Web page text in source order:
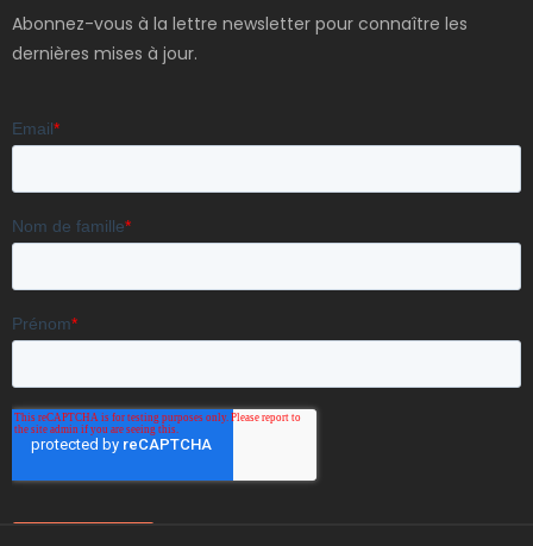
Abonnez-vous à la lettre newsletter pour connaître les
dernières mises à jour.